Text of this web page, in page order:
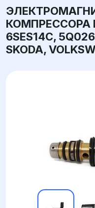
КОМПРЕССОРА
6SES14C,
SKODA,